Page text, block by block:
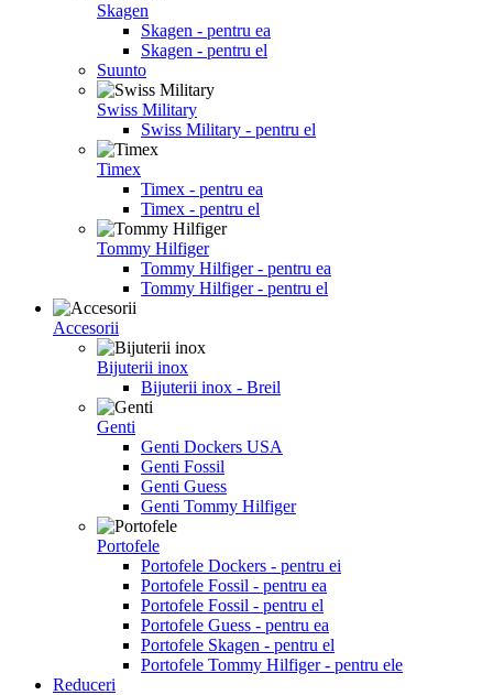
Skagen
Skagen - pentru ea
Skagen - pentru el
Suunto
Swiss Military
Swiss Military - pentru el
Timex
Timex - pentru ea
Timex - pentru el
Tommy Hilfiger
Tommy Hilfiger - pentru ea
Tommy Hilfiger - pentru el
Accesorii
Bijuterii inox
Bijuterii inox - Breil
Genti
Genti Dockers USA
Genti Fossil
Genti Guess
Genti Tommy Hilfiger
Portofele
Portofele Dockers - pentru ei
Portofele Fossil - pentru ea
Portofele Fossil - pentru el
Portofele Guess - pentru ea
Portofele Skagen - pentru el
Portofele Tommy Hilfiger - pentru ele
Reduceri